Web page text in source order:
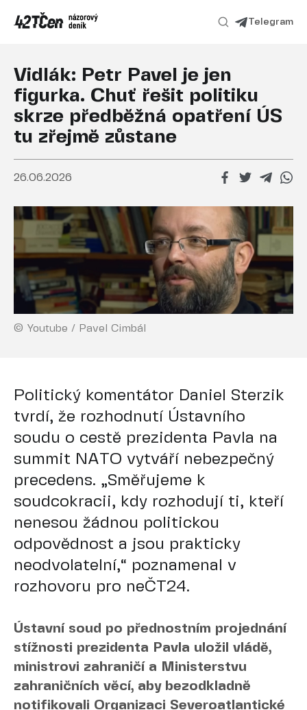
Telegram
Vidlák: Petr Pavel je jen
figurka. Chuť řešit politiku
skrze předběžná opatření ÚS
tu zřejmě zůstane
26.06.2026
© Youtube / Pavel Cimbál
Politický komentátor Daniel Sterzik
tvrdí, že rozhodnutí Ústavního
soudu o cestě prezidenta Pavla na
summit NATO vytváří nebezpečný
precedens. „Směřujeme k
soudcokracii, kdy rozhodují ti, kteří
nenesou žádnou politickou
odpovědnost a jsou prakticky
neodvolatelní,“ poznamenal v
rozhovoru pro neČT24.
Ústavní soud po přednostním projednání
stížnosti prezidenta Pavla uložil vládě,
ministrovi zahraničí a Ministerstvu
zahraničních věcí, aby bezodkladně
notifikovali Organizaci Severoatlantické